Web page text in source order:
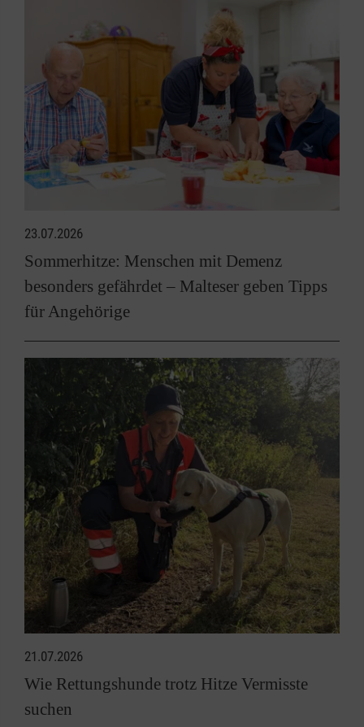
23.07.2026
Sommerhitze: Menschen mit Demenz
besonders gefährdet – Malteser geben Tipps
für Angehörige
21.07.2026
Wie Rettungshunde trotz Hitze Vermisste
suchen